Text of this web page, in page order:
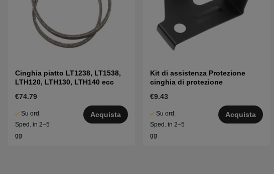
Cinghia piatto LT1238, LT1538,
LTH120, LTH130, LTH140 ecc
€74.79
Su ord.
Sped. in 2–5
gg
Acquista
Kit di assistenza Protezione
cinghia di protezione
€9.43
Su ord.
Sped. in 2–5
gg
Acquista